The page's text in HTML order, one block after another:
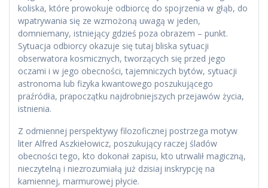
koliska, które prowokuje odbiorcę do spojrzenia w głąb, do
wpatrywania się ze wzmożoną uwagą w jeden,
domniemany, istniejący gdzieś poza obrazem – punkt.
Sytuacja odbiorcy okazuje się tutaj bliska sytuacji
obserwatora kosmicznych, tworzących się przed jego
oczami i w jego obecności, tajemniczych bytów, sytuacji
astronoma lub fizyka kwantowego poszukującego
praźródła, prapoczątku najdrobniejszych przejawów życia,
istnienia.
Z odmiennej perspektywy filozoficznej postrzega motyw
liter Alfred Aszkiełowicz, poszukujący raczej śladów
obecności tego, kto dokonał zapisu, kto utrwalił magiczną,
nieczytelną i niezrozumiałą już dzisiaj inskrypcję na
kamiennej, marmurowej płycie.